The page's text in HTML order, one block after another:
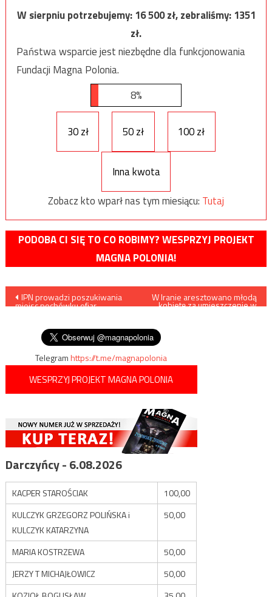
W sierpniu potrzebujemy:16 500zł, zebraliśmy:1351
zł.
Państwa wsparcie jest niezbędne dla funkcjonowania
Fundacji Magna Polonia.
8%
30 zł 50 zł 100 zł
Inna kwota
Zobacz kto wparł nas tym miesiącu: Tutaj
PODOBA CI SIĘ TO CO ROBIMY? WESPRZYJ PROJEKT
MAGNA POLONIA!
Nawigacja
wpisu
IPN prowadzi poszukiwania
miejsc pochówku ofiar
W Iranie aresztowano młodą
kobietę za umieszczenie w
Telegramhttps://t.me/magnapolonia
WESPRZYJ PROJEKT MAGNA POLONIA
Darczyńcy - 6.08.2026
KACPER STAROŚCIAK
100,00
KULCZYK GRZEGORZ POLIŃSKA i
KULCZYK KATARZYNA
50,00
MARIA KOSTRZEWA
50,00
JERZY T MICHAJŁOWICZ
50,00